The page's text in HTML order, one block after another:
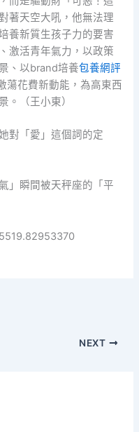
著天空大吼，他無法理
養新質生孩子力的要害
激活青年氣力，以政策
、以brand培養包養網評
蕩花費新動能，為高東西
。（王小東）
對「愛」這個詞的定
」瞬間被天秤座的「平
NEXT